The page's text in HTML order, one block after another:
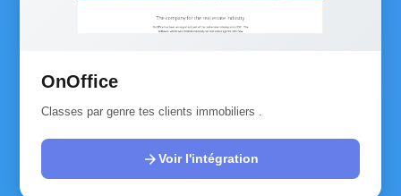
OnOffice
Classes par genre tes clients immobiliers .
arrow_forwardVoir l'intégration